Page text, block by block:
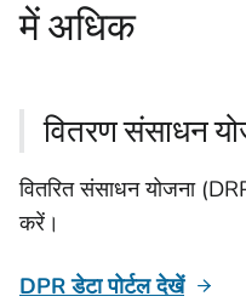
में अधिक
वितरण संसाधन
वितरित संसाधन योजना
करें।
DPR डेटा पोर्टल देखें